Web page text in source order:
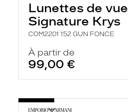
Lunettes de vue
Signature Krys
COM2201 152 GUN FONCE
À partir de
99,00 €